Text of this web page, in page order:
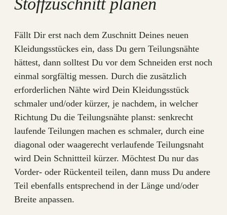
Fällt Dir erst nach dem Zuschnitt Deines neuen
Kleidungsstückes ein, dass Du gern Teilungsnähte
hättest, dann solltest Du vor dem Schneiden erst noch
einmal sorgfältig messen. Durch die zusätzlich
erforderlichen Nähte wird Dein Kleidungsstück
schmaler und/oder kürzer, je nachdem, in welcher
Richtung Du die Teilungsnähte planst: senkrecht
laufende Teilungen machen es schmaler, durch eine
diagonal oder waagerecht verlaufende Teilungsnaht
wird Dein Schnittteil kürzer. Möchtest Du nur das
Vorder- oder Rückenteil teilen, dann muss Du andere
Teil ebenfalls entsprechend in der Länge und/oder
Breite anpassen.